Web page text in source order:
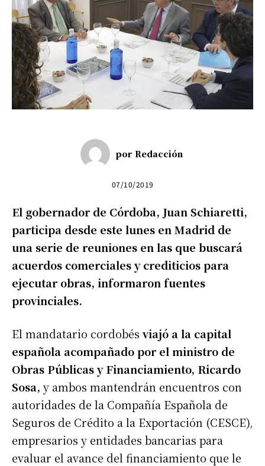
por Redacción
07/10/2019
El gobernador de Córdoba, Juan Schiaretti,
participa desde este lunes en Madrid de
una serie de reuniones en las que buscará
acuerdos comerciales y crediticios para
ejecutar obras, informaron fuentes
provinciales.
El mandatario cordobés viajó a la capital
española acompañado por el ministro de
Obras Públicas y Financiamiento, Ricardo
Sosa, y ambos mantendrán encuentros con
autoridades de la Compañía Española de
Seguros de Crédito a la Exportación (CESCE),
empresarios y entidades bancarias para
evaluar el avance del financiamiento que le